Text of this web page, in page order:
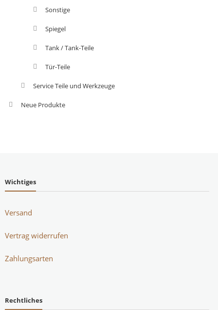
Sonstige
Spiegel
Tank / Tank-Teile
Tür-Teile
Service Teile und Werkzeuge
Neue Produkte
Wichtiges
Versand
Vertrag widerrufen
Zahlungsarten
Rechtliches